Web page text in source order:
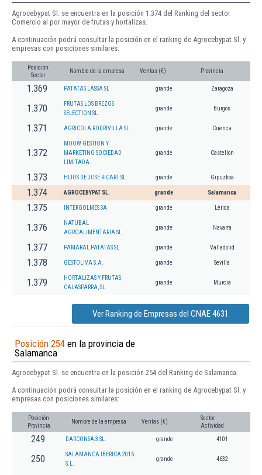
Agrocebypat Sl. se encuentra en la posición 1.374 del Ranking del sector
Comercio al por mayor de frutas y hortalizas.
A continuación podrá consultar la posición en el ranking de Agrocebypat Sl. y
empresas con posiciones similares:
Posición
Sector
Nombre de la empresa Ventas (€) Provincia
1.369 PATATAS LASSA SL grande Zaragoza
1.370
FRUTAS LOS BREZOS
SELECTION SL.
grande Burgos
1.371 AGRICOLA RODRIVILLA SL grande Cuenca
1.372
MOOW GESTION Y
MARKETING SOCIEDAD
LIMITADA.
grande Castellon
1.373 HIJOS DE JOSE RICART SL grande Gipuzkoa
1.374 AGROCEBYPAT SL. grande Salamanca
1.375 INTERGOLMES SA grande Lérida
1.376
NATUBAL
AGROALIMENTARIA SL.
grande Navarra
1.377 PAMARAL PATATAS SL grande Valladolid
1.378 GESTOLIVA S.A. grande Sevilla
1.379
HORTALIZAS Y FRUTAS
CALASPARRA, SL.
grande Murcia
Ver Ranking de Empresas del CNAE 4631
Posición 254 en la provincia de
Salamanca
Agrocebypat Sl. se encuentra en la posición 254 del Ranking de Salamanca.
A continuación podrá consultar la posición en el ranking de Agrocebypat Sl. y
empresas con posiciones similares:
Posición
Provincia
Nombre de la empresa Ventas (€)
Sector
Actividad
249 DARCONSA 3 SL. grande 4101
250
SALAMANCA IBERICA 2015
S.L.
grande 4632